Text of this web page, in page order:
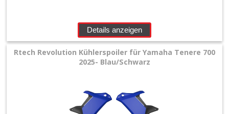
Details anzeigen
Rtech Revolution Kühlerspoiler für Yamaha Tenere 700
2025- Blau/Schwarz